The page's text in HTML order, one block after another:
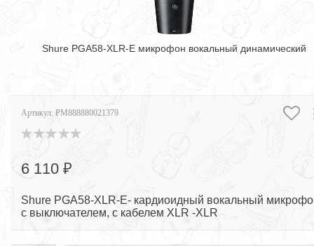
Shure PGA58-XLR-E микрофон вокальный динамический
Артикул: PM888880021379
6 110 ₽
Shure PGA58-XLR-E- кардиоидный вокальный
c выключателем, с кабелем XLR -XLR